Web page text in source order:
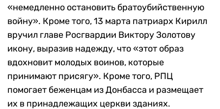
«немедленно остановить братоубийственную
войну». Кроме того, 13 марта патриарх Кирилл
вручил главе Росгвардии Виктору Золотову
икону, выразив надежду, что «этот образ
вдохновит молодых воинов, которые
принимают присягу». Кроме того, РПЦ
помогает беженцам из Донбасса и размещает
их в принадлежащих церкви зданиях.